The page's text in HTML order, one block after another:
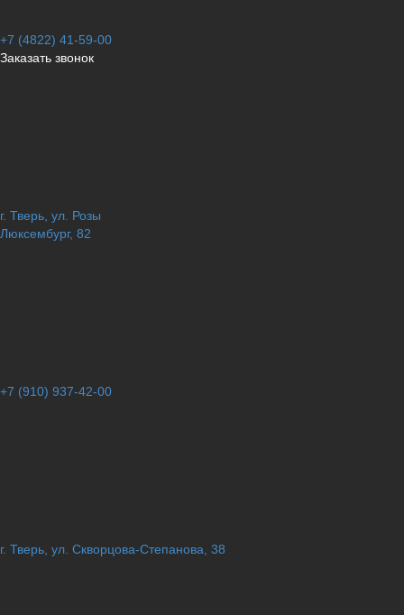
+7 (4822) 41-59-00
Заказать звонок
г. Тверь, ул. Розы
Люксембург, 82
+7 (910) 937-42-00
г. Тверь, ул. Скворцова-Степанова, 38